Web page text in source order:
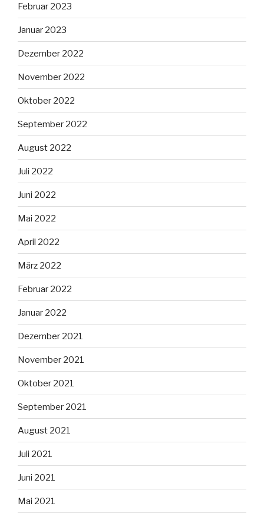
Februar 2023
Januar 2023
Dezember 2022
November 2022
Oktober 2022
September 2022
August 2022
Juli 2022
Juni 2022
Mai 2022
April 2022
März 2022
Februar 2022
Januar 2022
Dezember 2021
November 2021
Oktober 2021
September 2021
August 2021
Juli 2021
Juni 2021
Mai 2021